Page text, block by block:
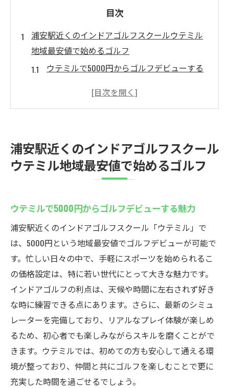
目次
浦安駅近くのインドアゴルフスクールウテミル
地域最安値で始めるゴルフ
ウテミルで5000円からゴルフデビューする
地域最安値が実現する若者向けゴルフ環境
最新設備で楽しむインドアゴルフ
地域最安値の理由とその価値
ウテミルの魅力
低価格でも充実した練習環境の秘密
隠れた魅力！気軽に始めるインドアゴルフ
5000円で体験できるゴルフの楽しさ
設備が整ったウテミルでのゴルフデビュー
インドアゴルフの利便性を最大限に楽しむ
ウテミルのコストパフォーマンスが選ばれ
る理由
24時間営業のインドアゴルフスクール忙しい人
にも最適なウテミル
仕事帰りでも安心！24時間営業の利便性
浦安駅近くのインドアゴルフスクール
ウテミル地域最安値で始めるゴルフ
ウテミルで5000円からゴルフデビューする魅力
浦安駅近くのインドアゴルフスクール「ウテミル」で
は、5000円という地域最安値でゴルフデビューが可能で
す。忙しい日々の中で、手軽にスポーツを始められるこ
の価格設定は、特に若い世代にとって大きな魅力です。
インドアゴルフの利点は、天候や時間に左右されず好き
な時に練習できる点にあります。さらに、最新のシミュ
レーターを完備しており、リアルなプレイ体験が楽しめ
るため、初心者でも楽しみながらスキルを磨くことがで
きます。ウテミルでは、初めての方も安心して通える環
境が整っており、仲間と共にゴルフを楽しむことで更に
充実した時間を過ごせるでしょう。